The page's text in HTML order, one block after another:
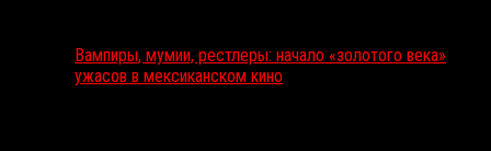
Вампиры, мумии, рестлеры: начало «золотого века»
ужасов в мексиканском кино